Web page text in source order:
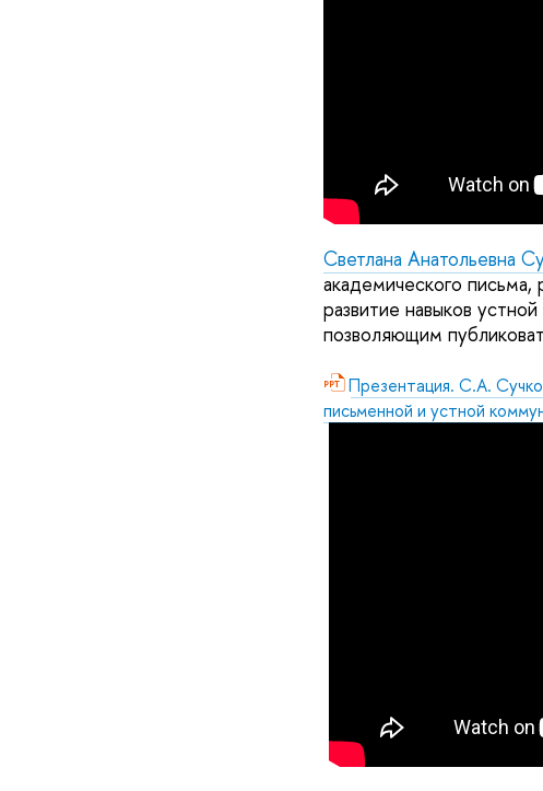
Светлана Анатольевна
академического
развитие навыков
позволяющим
Презентация. С.А.
письменной и устной